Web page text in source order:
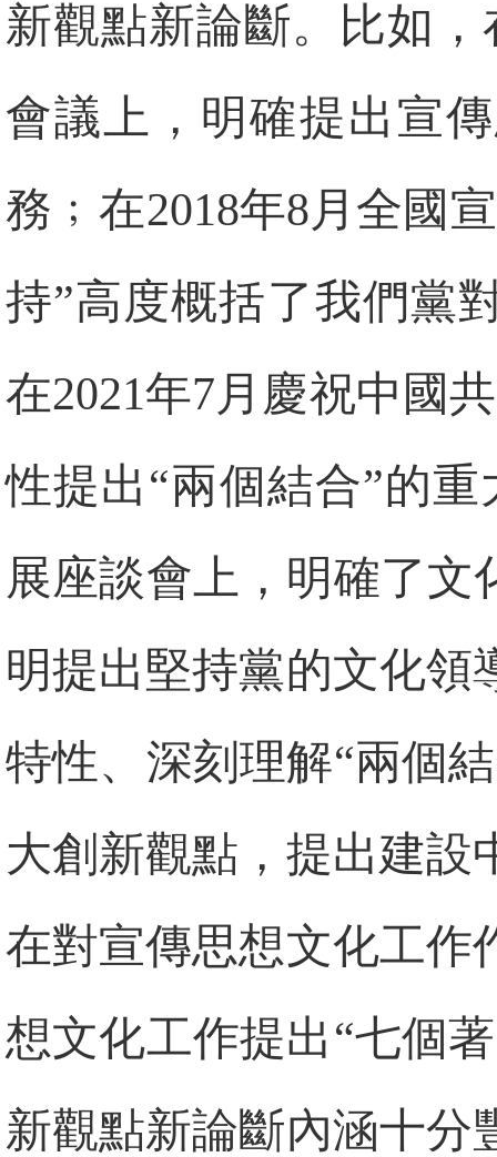
新觀點新論斷。比如
會議上，明確提出宣
務﹔在2018年8月全國
持”高度概括了我們黨
在2021年7月慶祝中國
性提出“兩個結合”的
展座談會上，明確了文
明提出堅持黨的文化領
特性、深刻理解“兩個
大創新觀點，提出建設
在對宣傳思想文化工作
想文化工作提出“七個
新觀點新論斷內涵十分